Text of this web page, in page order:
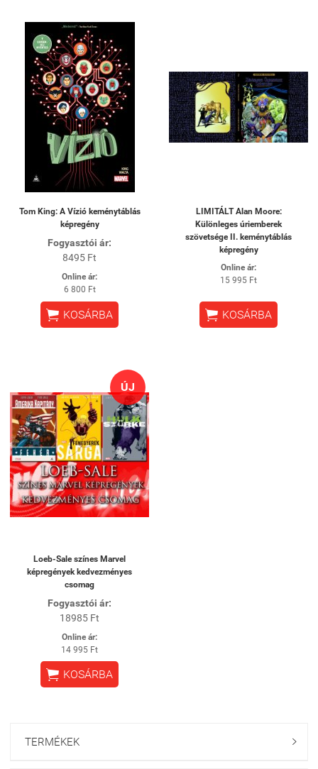
Tom King: A Vízió keménytáblás
képregény
Fogyasztói ár:
8495 Ft
Online ár:
6 800 Ft
 KOSÁRBA
LIMITÁLT Alan Moore:
Különleges úriemberek
szövetsége II. keménytáblás
képregény
Online ár:
15 995 Ft
 KOSÁRBA
ÚJ
Loeb-Sale színes Marvel
képregények kedvezményes
csomag
Fogyasztói ár:
18985 Ft
Online ár:
14 995 Ft
 KOSÁRBA
TERMÉKEK 